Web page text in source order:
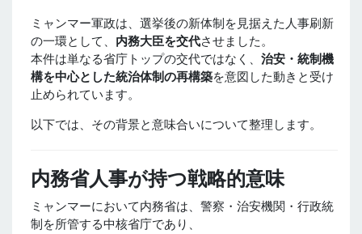
ミャンマー軍政は、選挙後の新体制を見据えた人事刷新
の一環として、 内務大臣を交代させました。
本件は単なる省庁トップの交代ではなく、 治安・統制機
構を中心とした統治体制の再構築を意図した動きと受け
止められています。
以下では、その背景と意味合いについて整理します。
内務省人事が持つ戦略的意味
ミャンマーにおいて内務省は、警察・治安機関・行政統
制を所管する中核省庁であり、